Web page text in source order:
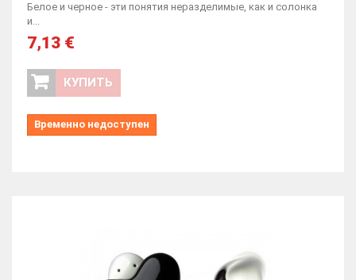
Белое и черное - эти понятия неразделимые, как и солонка
и...
7,13 €
КУПИТЬ
Временно недоступен